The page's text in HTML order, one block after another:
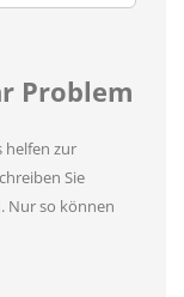
Problem
helfen zur
Sie
Nur so können